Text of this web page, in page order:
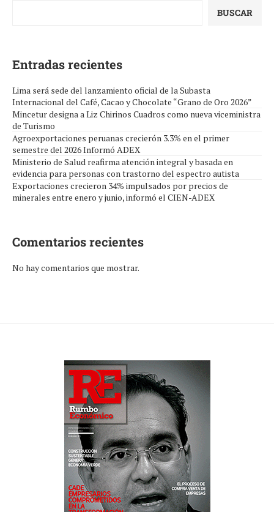
BUSCAR
Entradas recientes
Lima será sede del lanzamiento oficial de la Subasta
Internacional del Café, Cacao y Chocolate “Grano de Oro 2026”
Mincetur designa a Liz Chirinos Cuadros como nueva viceministra
de Turismo
Agroexportaciones peruanas crecierón 3.3% en el primer
semestre del 2026 Informó ADEX
Ministerio de Salud reafirma atención integral y basada en
evidencia para personas con trastorno del espectro autista
Exportaciones crecieron 34% impulsados por precios de
minerales entre enero y junio, informó el CIEN-ADEX
Comentarios recientes
No hay comentarios que mostrar.